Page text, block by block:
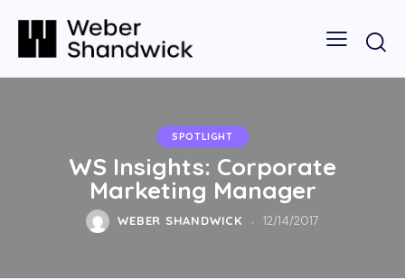
SPOTLIGHT
WS Insights: Corporate
Marketing Manager
WEBER SHANDWICK 12/14/2017